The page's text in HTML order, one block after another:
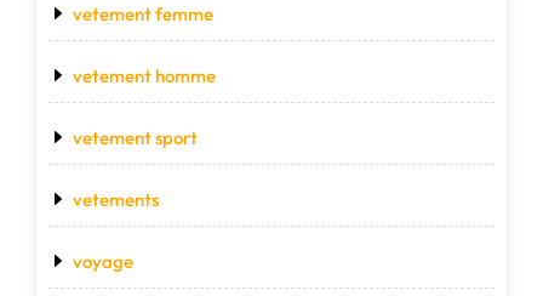
vetement femme
vetement homme
vetement sport
vetements
voyage